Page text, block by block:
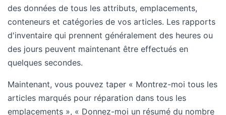
des données de tous les attributs, emplacements,
conteneurs et catégories de vos articles. Les rapports
d'inventaire qui prennent généralement des heures ou
des jours peuvent maintenant être effectués en
quelques secondes.
Maintenant, vous pouvez taper « Montrez-moi tous les
articles marqués pour réparation dans tous les
emplacements », « Donnez-moi un résumé du nombre